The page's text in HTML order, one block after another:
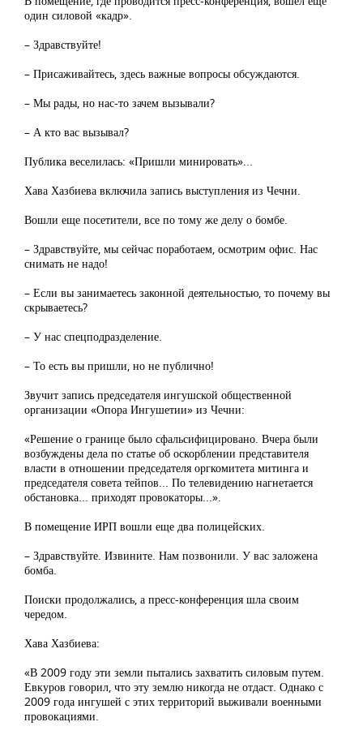
один силовой «кадр».
– Здравствуйте!
– Присаживайтесь, здесь важные вопросы обсуждаются.
– Мы рады, но нас-то зачем вызывали?
– А кто вас вызывал?
Публика веселилась: «Пришли минировать»...
Хава Хазбиева включила запись выступления из Чечни.
Вошли еще посетители, все по тому же делу о бомбе.
– Здравствуйте, мы сейчас поработаем, осмотрим офис. Нас
снимать не надо!
– Если вы занимаетесь законной деятельностью, то почему вы
скрываетесь?
– У нас спецподразделение.
– То есть вы пришли, но не публично!
Звучит запись председателя ингушской общественной
организации «Опора Ингушетии» из Чечни:
«Решение о границе было сфальсифицировано. Вчера были
возбуждены дела по статье об оскорблении представителя
власти в отношении председателя оргкомитета митинга и
председателя совета тейпов... По телевидению нагнетается
обстановка... приходят провокаторы...».
В помещение ИРП вошли еще два полицейских.
– Здравствуйте. Извините. Нам позвонили. У вас заложена
бомба.
Поиски продолжались, а пресс-конференция шла своим
чередом.
Хава Хазбиева:
«В 2009 году эти земли пытались захватить силовым путем.
Евкуров говорил, что эту землю никогда не отдаст. Однако с
2009 года ингушей с этих территорий выживали военными
провокациями.